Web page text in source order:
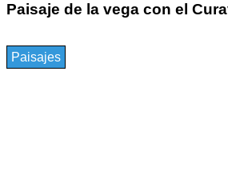
Paisaje de la vega con el
Paisajes